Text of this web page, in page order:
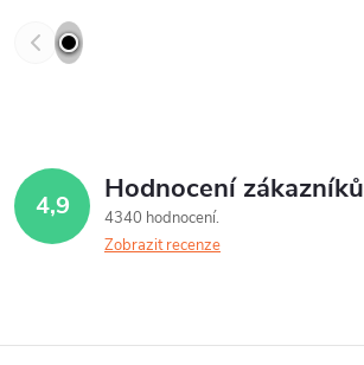
4,9 Hodnocení zákazníků
4340 hodnocení
Zobrazit recenze